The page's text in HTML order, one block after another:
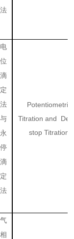
法
电
位
滴
定
法
与
永
停
滴
定
法
Potentiometric
Titration and
stop Titration
气
相